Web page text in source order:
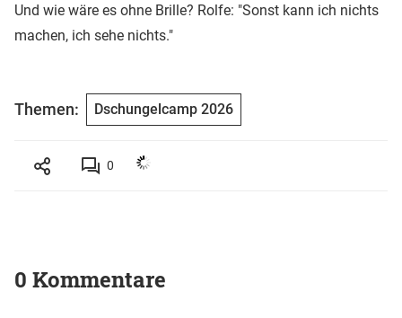
Und wie wäre es ohne Brille? Rolfe: "Sonst kann ich nichts
machen, ich sehe nichts."
Themen: Dschungelcamp 2026
0
0 Kommentare